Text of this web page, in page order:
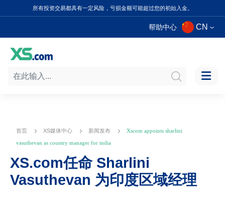
所有投资交易都具有一定风险，亏损金额可能超过您的初始入金。
帮助中心 CN
首页 XS媒体中心 新闻发布
Xscom appoints sharlini
vasuthevan as country manager for india
XS.com任命 Sharlini
Vasuthevan 为印度区域经理